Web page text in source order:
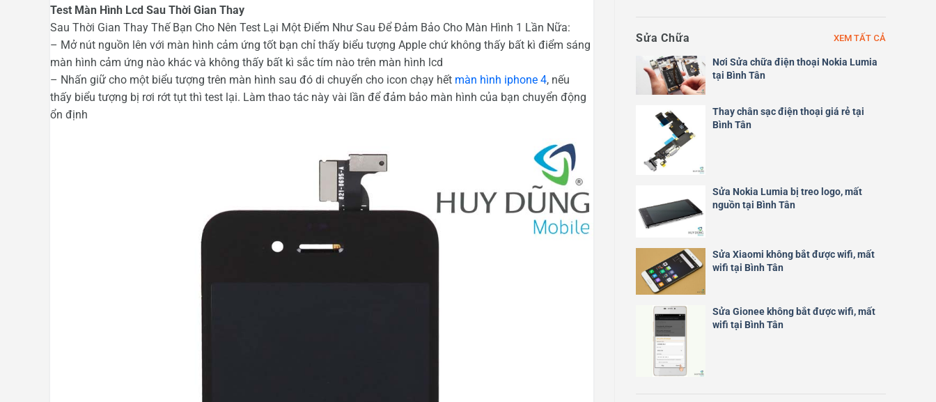
Test Màn Hình Lcd Sau Thời Gian Thay
Sau Thời Gian Thay Thế Bạn Cho Nên Test Lại Một Điểm Như Sau Để Đảm Bảo Cho Màn Hình 1 Lần Nữa:
– Mở nút nguồn lên với màn hình cảm ứng tốt bạn chỉ thấy biểu tượng Apple chứ không thấy bất kì điểm sáng
màn hình cảm ứng nào khác và không thấy bất kì sắc tím nào trên màn hình lcd
– Nhấn giữ cho một biểu tượng trên màn hình sau đó di chuyển cho icon chạy hết màn hình iphone 4, nếu
thấy biểu tượng bị rơi rớt tụt thì test lại. Làm thao tác này vài lần để đảm bảo màn hình của bạn chuyển động
ổn định
Sửa Chữa XEM TẤT CẢ
Nơi Sửa chữa điện thoại Nokia Lumia
tại Bình Tân
Thay chân sạc điện thoại giá rẻ tại
Bình Tân
Sửa Nokia Lumia bị treo logo, mất
nguồn tại Bình Tân
Sửa Xiaomi không bắt được wifi, mất
wifi tại Bình Tân
Sửa Gionee không bắt được wifi, mất
wifi tại Bình Tân